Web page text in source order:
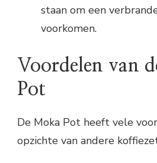
staan om een
voorkomen.
Voordelen van
Pot
De Moka Pot heeft vele
opzichte van andere